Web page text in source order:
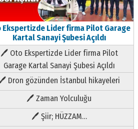
Ekspertizde Lider firma Pilot Garage
Kartal Sanayi Şubesi Açıldı
🖊 Oto Ekspertizde Lider firma Pilot
Garage Kartal Sanayi Şubesi Açıldı
Dron gözünden İstanbul hikayeleri
🖊 Zaman Yolculuğu
🖊 Şiir; HÜZZAM…